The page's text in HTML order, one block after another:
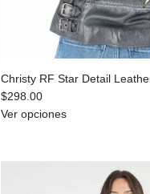
Christy RF Star Detail
$298.00
Ver opciones